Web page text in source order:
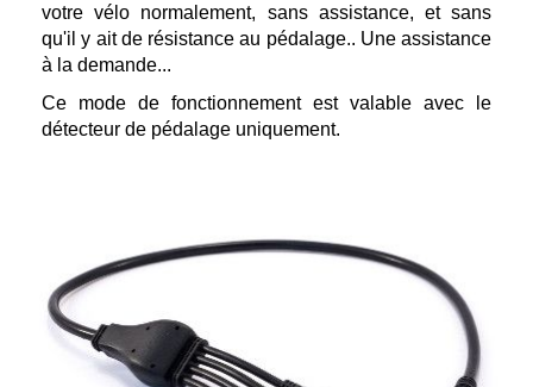
votre vélo normalement, sans assistance, et sans
qu'il y ait de résistance au pédalage.. Une assistance
à la demande...
Ce mode de fonctionnement est valable avec le
détecteur de pédalage uniquement.